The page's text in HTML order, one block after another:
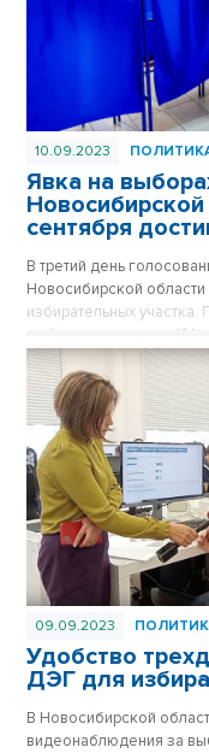
10.09.2023
Явка на
Новосибирской
сентября
В третий день
Новосибирской
избирательных участка.
выборах превысила 19%.
09.09.2023
Удобство
ДЭГ для
В Новосибирской
видеонаблюдения за